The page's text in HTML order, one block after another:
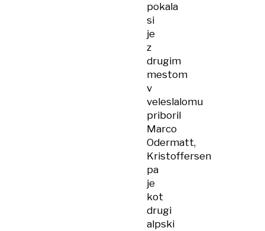
pokala
si
je
z
drugim
mestom
v
veleslalomu
priboril
Marco
Odermatt,
Kristoffersen
pa
je
kot
drugi
alpski